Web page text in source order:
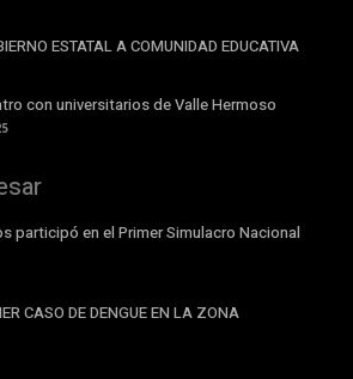
ESTATAL A COMUNIDAD EDUCATIVA
con universitarios de Valle Hermoso
participó en el Primer Simulacro Nacional
CASO DE DENGUE EN LA ZONA